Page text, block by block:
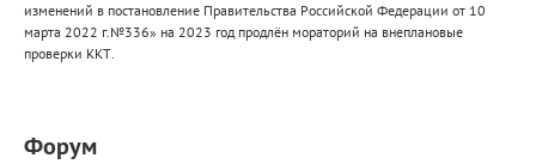
изменений в постановление Правительства Российской Федерации от 10
марта 2022 г.№336» на 2023 год продлён мораторий на внеплановые
проверки ККТ.
Форум